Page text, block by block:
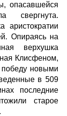
опасавшейся
свергнута.
аристократии
Опираясь на
верхушка
Клисфеном,
победу новыми
в 509
последние
старое